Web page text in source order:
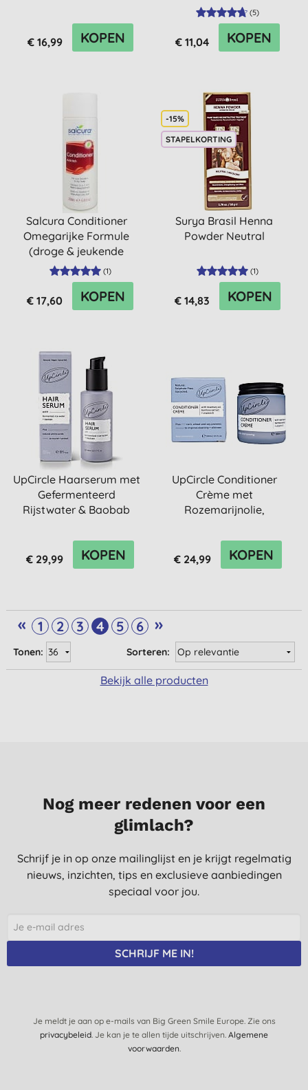
€ 16,99 KOPEN
(5)
€ 11,04 KOPEN
Salcura Conditioner
Omegarijke Formule
(droge & jeukende
hoofdhuid)(1)
€ 17,60 KOPEN
-15%
STAPELKORTING
Surya Brasil Henna
Powder Neutral
(1)
€ 14,83 KOPEN
UpCircle Haarserum met
Gefermenteerd
Rijstwater & Baobab
€ 29,99 KOPEN
UpCircle Conditioner
Crème met
Rozemarijnolie,
€ 24,99 KOPEN
« 1 2 3 4 5 6 »
Sorteren:
Tonen:
Bekijk alle producten
Nog meer redenen voor een
glimlach?
Schrijf je in op onze mailinglijst en je krijgt regelmatig
nieuws, inzichten, tips en exclusieve aanbiedingen
speciaal voor jou.
SCHRIJF ME IN!
Je meldt je aan op e-mails van Big Green Smile Europe. Zie ons
privacybeleid. Je kan je te allen tijde uitschrijven. Algemene
voorwaarden.